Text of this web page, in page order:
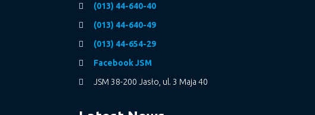
(013) 44-640-40
(013) 44-640-49
(013) 44-654-29
Facebook JSM
JSM 38-200 Jasło, ul. 3 Maja 40